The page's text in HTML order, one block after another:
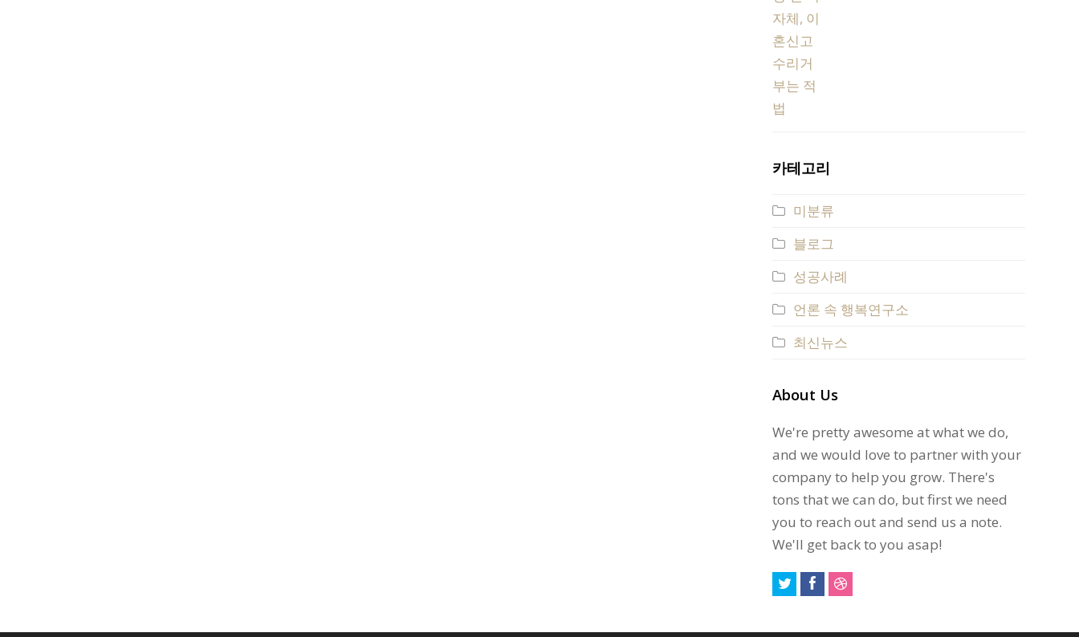
카테고리
미분류
블로그
성공사례
언론 속 행복연구소
최신뉴스
About Us
We're pretty awesome at what we do,
and we would love to partner with your
company to help you grow. There's
tons that we can do, but first we need
you to reach out and send us a note.
We'll get back to you asap!